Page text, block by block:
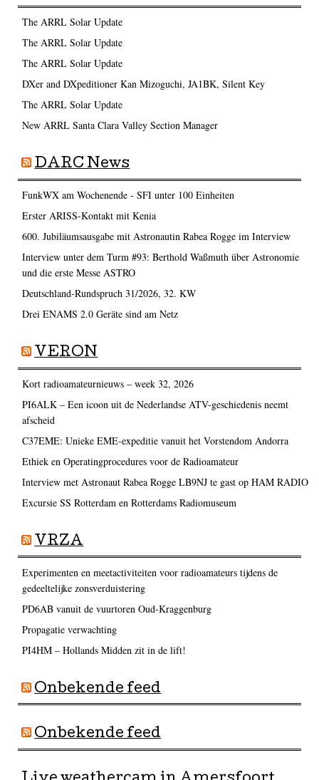
The ARRL Solar Update
The ARRL Solar Update
The ARRL Solar Update
DXer and DXpeditioner Kan Mizoguchi, JA1BK, Silent Key
The ARRL Solar Update
New ARRL Santa Clara Valley Section Manager
DARC News
FunkWX am Wochenende - SFI unter 100 Einheiten
Erster ARISS-Kontakt mit Kenia
600. Jubiläumsausgabe mit Astronautin Rabea Rogge im Interview
Interview unter dem Turm #93: Berthold Waßmuth über Astronomie
und die erste Messe ASTRO
Deutschland-Rundspruch 31/2026, 32. KW
Drei ENAMS 2.0 Geräte sind am Netz
VERON
Kort radioamateurnieuws – week 32, 2026
PI6ALK – Een icoon uit de Nederlandse ATV-geschiedenis neemt
afscheid
C37EME: Unieke EME-expeditie vanuit het Vorstendom Andorra
Ethiek en Operatingprocedures voor de Radioamateur
Interview met Astronaut Rabea Rogge LB9NJ te gast op HAM RADIO
Excursie SS Rotterdam en Rotterdams Radiomuseum
VRZA
Experimenten en meetactiviteiten voor radioamateurs tijdens de
gedeeltelijke zonsverduistering
PD6AB vanuit de vuurtoren Oud-Kraggenburg
Propagatie verwachting
PI4HM – Hollands Midden zit in de lift!
Onbekende feed
Onbekende feed